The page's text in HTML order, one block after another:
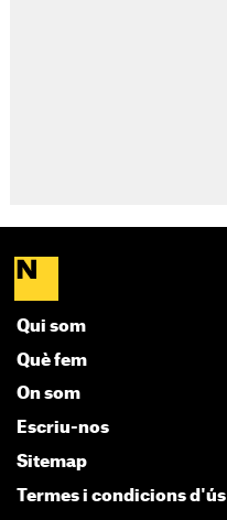
Qui som
Què fem
On som
Escriu-nos
Sitemap
Termes i condicions d'ús